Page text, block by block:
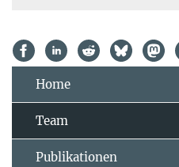
Home
Team
Publikationen